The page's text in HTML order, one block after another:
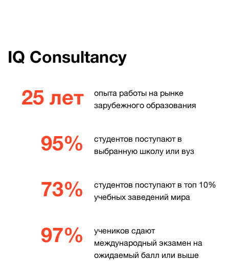
IQ Consultancy
25 лет
опыта работы на рынке
зарубежного образования
95%
студентов поступают в
выбранную школу или вуз
73%
студентов поступают в топ 10%
учебных заведений мира
97%
учеников сдают
международный экзамен на
ожидаемый балл или выше